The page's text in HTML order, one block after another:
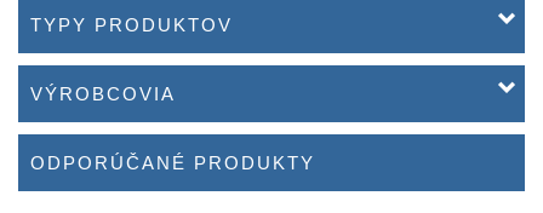
TYPY PRODUKTOV
VÝROBCOVIA
ODPORÚČANÉ PRODUKTY